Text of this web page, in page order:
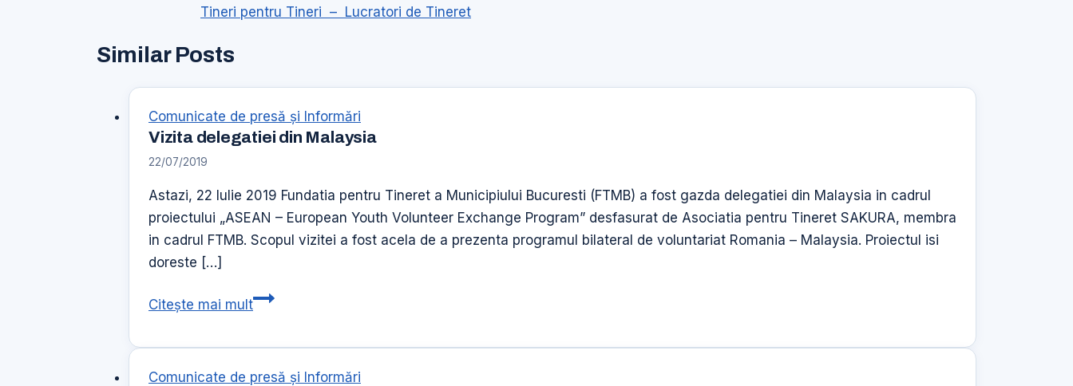
Tineri pentru Tineri – Lucratori de Tineret
Similar Posts
Comunicate de presă şi Informări
Vizita delegatiei din Malaysia
22/07/2019
Astazi, 22 Iulie 2019 Fundatia pentru Tineret a Municipiului Bucuresti (FTMB) a fost gazda delegatiei din Malaysia in cadrul
proiectului „ASEAN – European Youth Volunteer Exchange Program” desfasurat de Asociatia pentru Tineret SAKURA, membra
in cadrul FTMB. Scopul vizitei a fost acela de a prezenta programul bilateral de voluntariat Romania – Malaysia. Proiectul isi
doreste […]
Citește mai multVizita
Comunicate de presă şi Informări